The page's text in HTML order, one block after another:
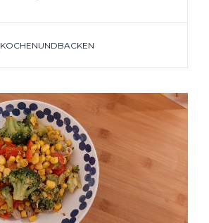
KOCHENUNDBACKEN